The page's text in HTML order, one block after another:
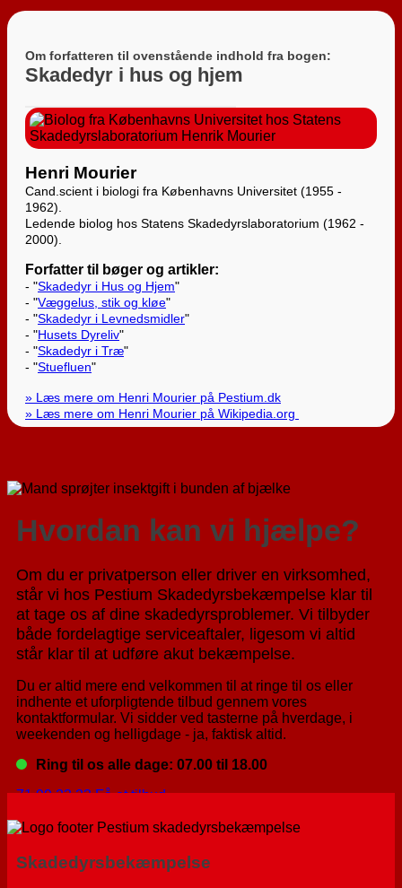
Om forfatteren til ovenstående indhold fra bogen:
Skadedyr i hus og hjem
Henri Mourier
Cand.scient i biologi fra Københavns Universitet (1955 -
1962).
Ledende biolog hos Statens Skadedyrslaboratorium (1962 -
2000).
Forfatter til bøger og artikler:
- "Skadedyr i Hus og Hjem"
- "Væggelus, stik og kløe"
- "Skadedyr i Levnedsmidler"
- "Husets Dyreliv"
- "Skadedyr i Træ"
- "Stuefluen"
» Læs mere om Henri Mourier på Pestium.dk
» Læs mere om Henri Mourier på Wikipedia.org
Hvordan kan vi hjælpe?
Om du er privatperson eller driver en virksomhed,
står vi hos Pestium Skadedyrsbekæmpelse klar til
at tage os af dine skadedyrsproblemer. Vi tilbyder
både fordelagtige serviceaftaler, ligesom vi altid
står klar til at udføre akut bekæmpelse.
Du er altid mere end velkommen til at ringe til os eller
indhente et uforpligtende tilbud gennem vores
kontaktformular. Vi sidder ved tasterne på hverdage, i
weekenden og helligdage - ja, faktisk altid.
Ring til os alle dage: 07.00 til 18.00
71 99 23 23 Få et tilbud
Skadedyrsbekæmpelse